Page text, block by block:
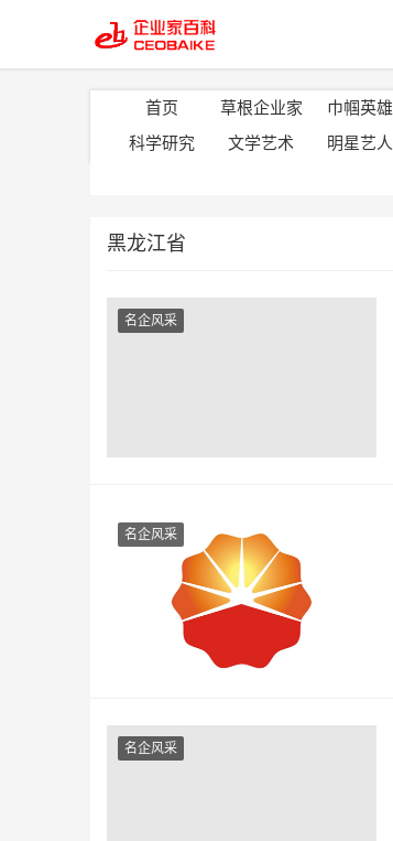
首页 草根企业家 巾帼英雄
科学研究
文学艺术 明星艺人
黑龙江省
名企风采
名企风采
名企风采